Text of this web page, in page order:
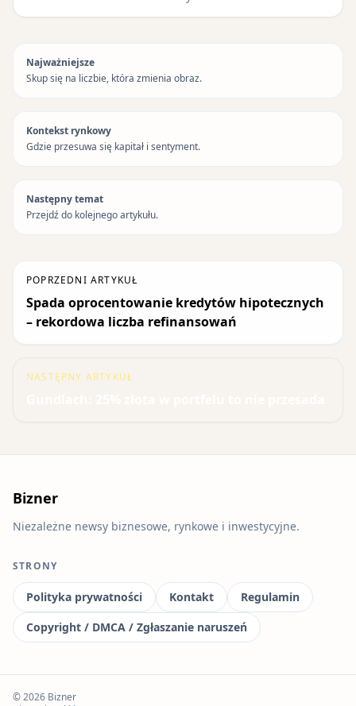
Najważniejsze
Skup się na liczbie, która zmienia obraz.
Kontekst rynkowy
Gdzie przesuwa się kapitał i sentyment.
Następny temat
Przejdź do kolejnego artykułu.
POPRZEDNI ARTYKUŁ
Spada oprocentowanie kredytów hipotecznych
– rekordowa liczba refinansowań
NASTĘPNY ARTYKUŁ
Bizner
Niezależne newsy biznesowe, rynkowe i inwestycyjne.
STRONY
Polityka prywatności Kontakt
Regulamin
Copyright / DMCA / Zgłaszanie naruszeń
© 2026 Bizner